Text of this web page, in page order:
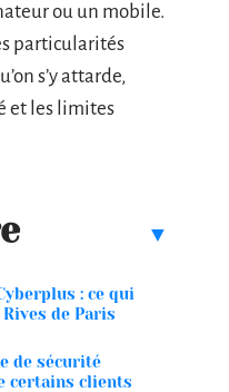
ou un mobile.
particularités
s’y attarde,
et les limites
: ce qui
de Paris
de sécurité
certains clients